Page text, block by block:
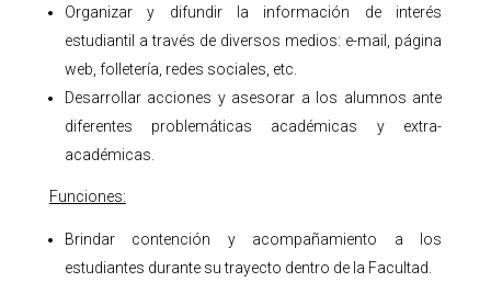
Organizar y difundir la información de interés
estudiantil a través de diversos medios: e-mail, página
web, folletería, redes sociales, etc.
Desarrollar acciones y asesorar a los alumnos ante
diferentes problemáticas académicas y extra-
académicas.
Funciones:
Brindar contención y acompañamiento a los
estudiantes durante su trayecto dentro de la Facultad.